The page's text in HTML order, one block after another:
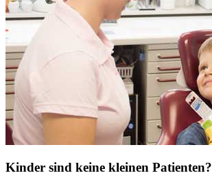
Kinder sind keine kleinen Patienten?